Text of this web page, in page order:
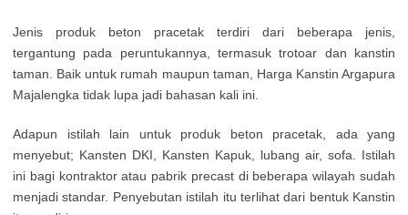
Jenis produk beton pracetak terdiri dari beberapa jenis,
tergantung pada peruntukannya, termasuk trotoar dan kanstin
taman. Baik untuk rumah maupun taman, Harga Kanstin Argapura
Majalengka tidak lupa jadi bahasan kali ini.
Adapun istilah lain untuk produk beton pracetak, ada yang
menyebut; Kansten DKI, Kansten Kapuk, lubang air, sofa. Istilah
ini bagi kontraktor atau pabrik precast di beberapa wilayah sudah
menjadi standar. Penyebutan istilah itu terlihat dari bentuk Kanstin